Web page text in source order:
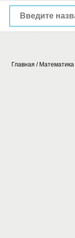
Главная / Математика